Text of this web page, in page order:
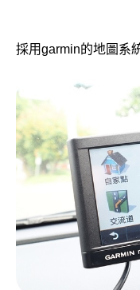
採用garmin的地圖系